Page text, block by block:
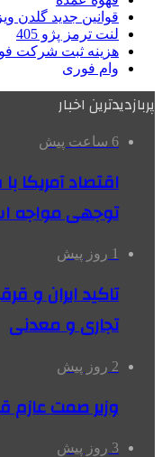
قوانین جدید گلدن
لنت ترمز پژو 405
هزینه ثبت شرکت فوری
وام فوری
پربازدیدترین اخبار
6 ساعت پیش
اقتصاد آمریکا
توجهی مواجه
1 روز پیش
تاکید ایران و
تجاری و معدنی
2 روز پیش
وزیر صمت عازم
3 روز پیش